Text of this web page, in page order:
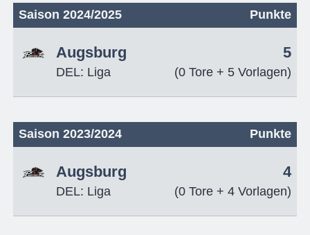
Saison 2024/2025 Punkte
Augsburg
DEL: Liga
5
(0 Tore + 5 Vorlagen)
Saison 2023/2024 Punkte
Augsburg
DEL: Liga
4
(0 Tore + 4 Vorlagen)